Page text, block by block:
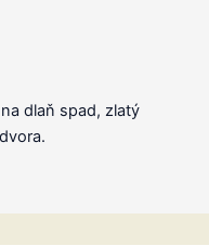
dlaň spad, zlatý